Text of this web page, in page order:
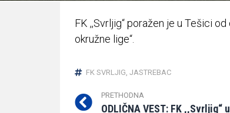
FK ,,Svrljig“ poražen je u Tešici
okružne lige“.
FK SVRLJIG, JASTREBAC
PRETHODNA